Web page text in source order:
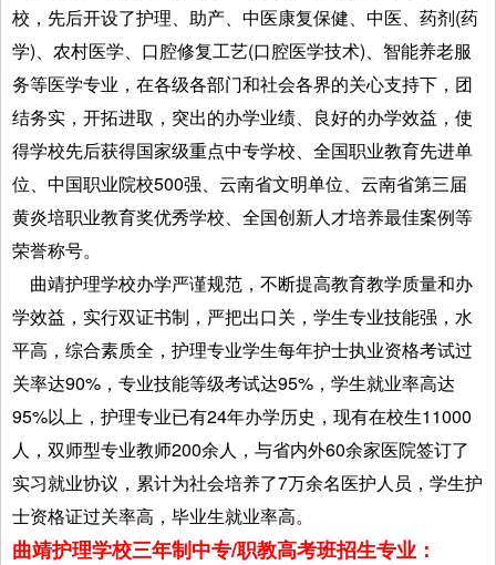
校，先后开设了护理、助产、中医康复保健、中医、药剂(药
学)、农村医学、口腔修复工艺(口腔医学技术)、智能养老服
务等医学专业，在各级各部门和社会各界的关心支持下，团
结务实，开拓进取，突出的办学业绩、良好的办学效益，使
得学校先后获得国家级重点中专学校、全国职业教育先进单
位、中国职业院校500强、云南省文明单位、云南省第三届
黄炎培职业教育奖优秀学校、全国创新人才培养最佳案例等
荣誉称号。
曲靖护理学校办学严谨规范，不断提高教育教学质量和办
学效益，实行双证书制，严把出口关，学生专业技能强，水
平高，综合素质全，护理专业学生每年护士执业资格考试过
关率达90%，专业技能等级考试达95%，学生就业率高达
95%以上，护理专业已有24年办学历史，现有在校生11000
人，双师型专业教师200余人，与省内外60余家医院签订了
实习就业协议，累计为社会培养了7万余名医护人员，学生护
士资格证过关率高，毕业生就业率高。
曲靖护理学校三年制中专/职教高考班招生专业：